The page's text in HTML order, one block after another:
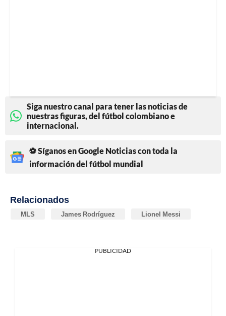
Siga nuestro canal para tener las noticias de
nuestras figuras, del fútbol colombiano e
internacional.
⚽ Síganos en Google Noticias con toda la
información del fútbol mundial
Relacionados
MLS James Rodríguez Lionel Messi
PUBLICIDAD